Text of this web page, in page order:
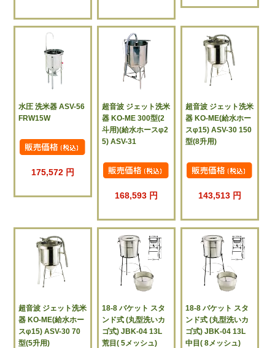
水圧 洗米器 ASV-56
FRW15W
175,572 円
超音波 ジェット洗米
器 KO-ME 300型(2
斗用)(給水ホースφ2
5) ASV-31
168,593 円
超音波 ジェット洗米
器 KO-ME(給水ホー
スφ15) ASV-30 150
型(8升用)
143,513 円
超音波 ジェット洗米
器 KO-ME(給水ホー
スφ15) ASV-30 70
型(5升用)
18-8 バケット スタ
ンド式 (丸型洗いカ
ゴ式) JBK-04 13L
荒目( 5メッシュ)
18-8 バケット スタ
ンド式 (丸型洗いカ
ゴ式) JBK-04 13L
中目( 8メッシュ)